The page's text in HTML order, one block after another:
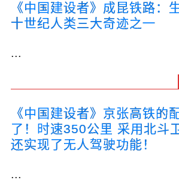
《中国建设者》成昆铁路：
十世纪人类三大奇迹之一
...
《中国建设者》京张高铁的
了！时速350公里 采用北斗
还实现了无人驾驶功能！
...